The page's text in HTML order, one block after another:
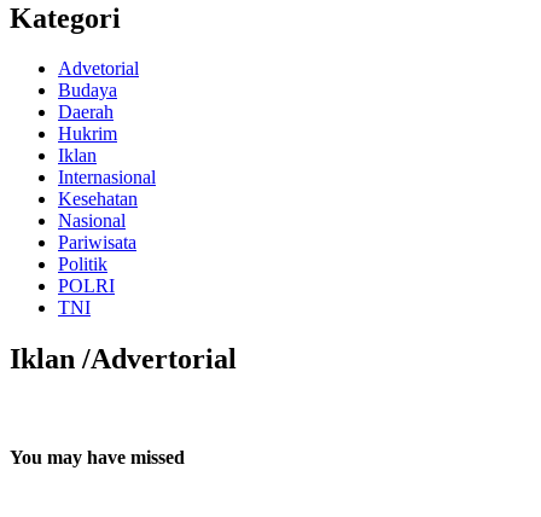
Kategori
Advetorial
Budaya
Daerah
Hukrim
Iklan
Internasional
Kesehatan
Nasional
Pariwisata
Politik
POLRI
TNI
Iklan /Advertorial
You may have missed